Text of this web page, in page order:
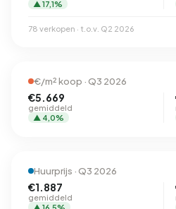
▲ 17,1%
78 verkopen · t.o.v. Q2 2026
€/m² koop · Q3 2026
€5.669
gemiddeld
▲ 4,0%
Huurprijs · Q3 2026
€1.887
gemiddeld